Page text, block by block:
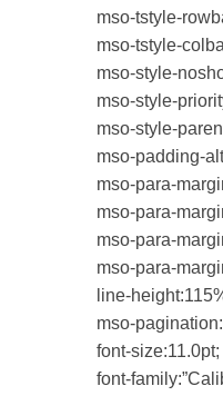
mso-tstyle-
mso-tstyle-
mso-style-
mso-style-
mso-style-
mso-padding-
mso-para-
mso-para-
mso-para-
mso-para-
line-
mso-
font-size:11.0pt;
font-